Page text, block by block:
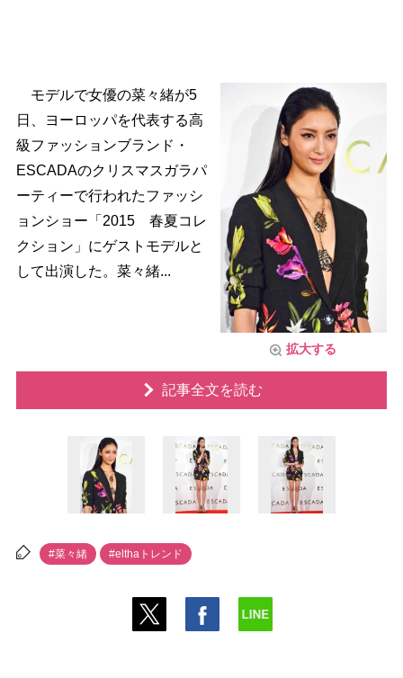
拡大する
モデルで女優の菜々緒が5
日、ヨーロッパを代表する高
級ファッションブランド・
ESCADAのクリスマスガラパ
ーティーで行われたファッシ
ョンショー「2015 春夏コレ
クション」にゲストモデルと
して出演した。菜々緒...
記事全文を読む
#菜々緒 #elthaトレンド